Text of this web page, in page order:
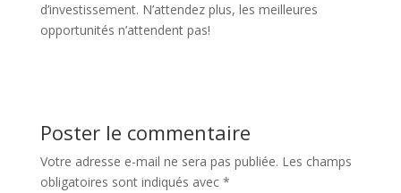
d’investissement. N’attendez plus, les meilleures
opportunités n’attendent pas!
Poster le commentaire
Votre adresse e-mail ne sera pas publiée. Les champs
obligatoires sont indiqués avec *